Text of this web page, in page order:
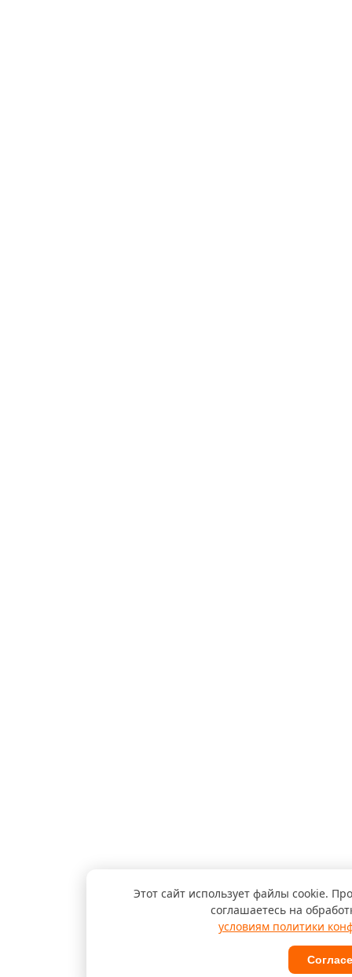
Этот сайт использует файлы cookie.
соглашаетесь на
условиям политики